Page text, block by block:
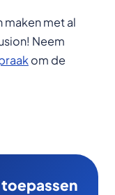
met al
Neem
om de